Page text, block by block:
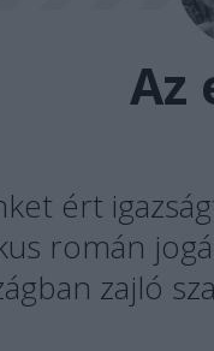
Az
ért
román
zajló